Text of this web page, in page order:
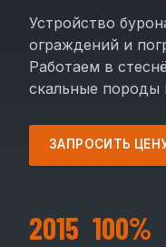
Устройство
ограждений и
Работаем в
скальные породы
ЗАПРОСИТЬ
2015 100%